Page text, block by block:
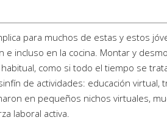
para muchos de estas y estos
e incluso en la cocina. Montar y
como si todo el tiempo se
de actividades: educación virtual,
en pequeños nichos virtuales,
laboral activa.